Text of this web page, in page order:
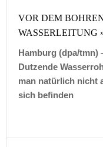
VOR DEM
WASSERLEITUNG
Hamburg (dpa/tmn)
Dutzende
man natürlich nicht
sich befinden